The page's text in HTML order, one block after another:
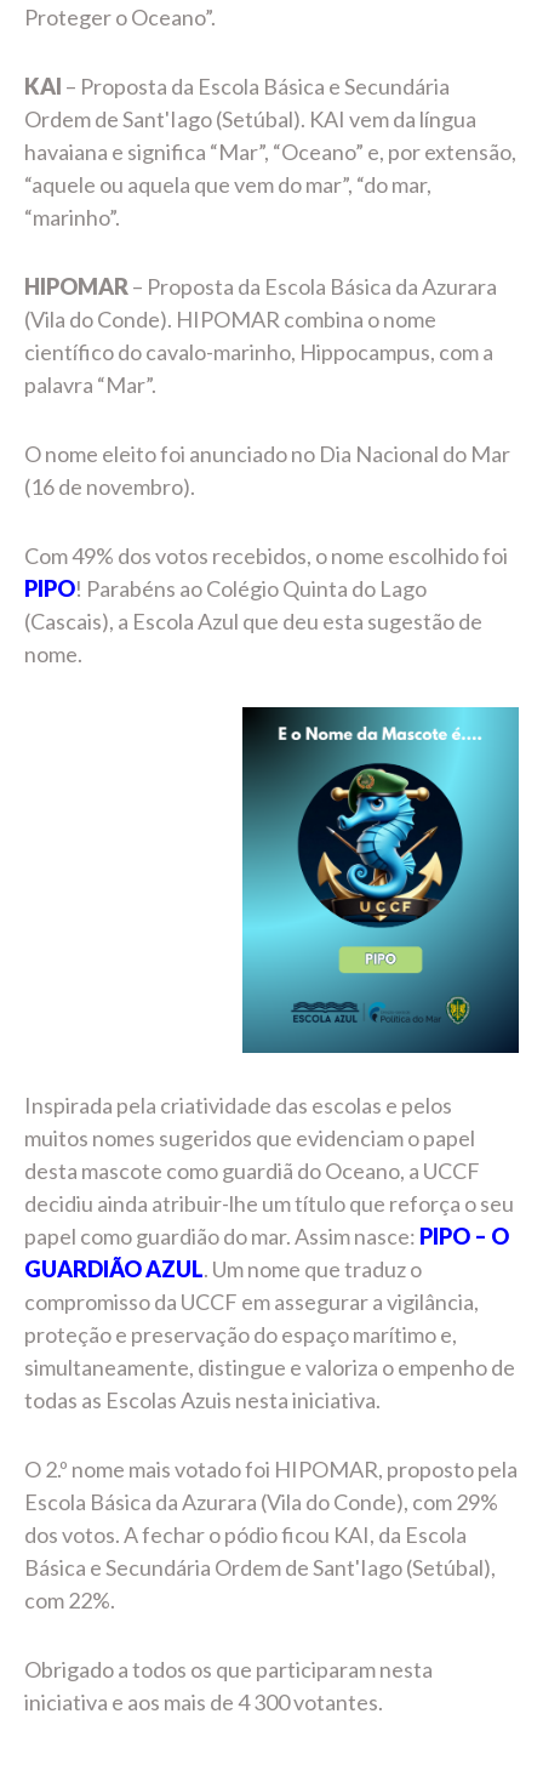
Proteger o Oceano”.
KAI – Proposta da Escola Básica e Secundária
Ordem de Sant'Iago (Setúbal). KAI vem da língua
havaiana e significa “Mar”, “Oceano” e, por extensão,
“aquele ou aquela que vem do mar”, “do mar,
“marinho”.
HIPOMAR– Proposta da Escola Básica da Azurara
(Vila do Conde). HIPOMAR combina o nome
científico do cavalo-marinho, Hippocampus, com a
palavra “Mar”.
O nome eleito foi anunciado no Dia Nacional do Mar
(16 de novembro).
Com 49% dos votos recebidos, o nome escolhido foi
PIPO! Parabéns ao Colégio Quinta do Lago
(Cascais), a Escola Azul que deu esta sugestão de
nome.
Inspirada pela criatividade das escolas e pelos
muitos nomes sugeridos que evidenciam o papel
desta mascote como guardiã do Oceano, a UCCF
decidiu ainda atribuir-lhe um título que reforça o seu
papel como guardião do mar. Assim nasce: PIPO – O
GUARDIÃO AZUL. Um nome que traduz o
compromisso da UCCF em assegurar a vigilância,
proteção e preservação do espaço marítimo e,
simultaneamente, distingue e valoriza o empenho de
todas as Escolas Azuis nesta iniciativa.
O 2.º nome mais votado foi HIPOMAR, proposto pela
Escola Básica da Azurara (Vila do Conde), com 29%
dos votos. A fechar o pódio ficou KAI, da Escola
Básica e Secundária Ordem de Sant'Iago (Setúbal),
com 22%.
Obrigado a todos os que participaram nesta
iniciativa e aos mais de 4 300 votantes.